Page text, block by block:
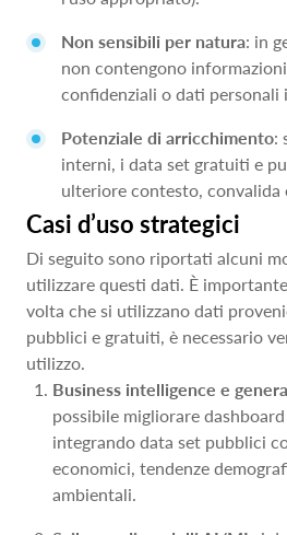
Non sensibili per natura: in
non contengono
confidenziali o dati personali
Potenziale di arricchimento:
interni, i data set gratuiti e
ulteriore contesto, convalida
Casi d’uso strategici
Di seguito sono riportati alcuni
utilizzare questi dati. È
volta che si utilizzano dati
pubblici e gratuiti, è necessario
utilizzo.
Business intelligence e
possibile migliorare
integrando data set pubblici
economici, tendenze
ambientali.